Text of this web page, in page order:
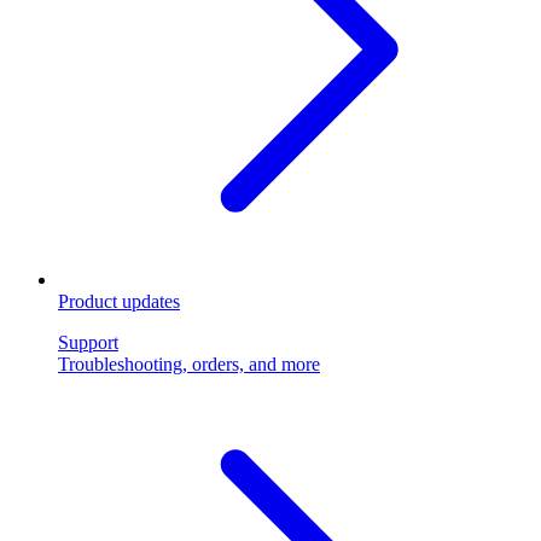
Product updates
Support
Troubleshooting, orders, and more